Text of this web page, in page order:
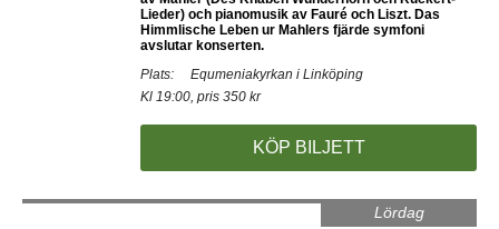
Lieder) och pianomusik av Fauré och Liszt. Das
Himmlische Leben ur Mahlers fjärde symfoni
avslutar konserten.
Plats:
Equmeniakyrkan i Linköping
Kl 19:00, pris 350 kr
KÖP BILJETT
Lördag